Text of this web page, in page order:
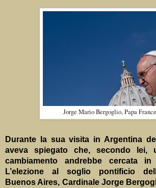
Jorge Mario Bergoglio, Papa
Durante la sua visita in Argentina
aveva spiegato che, secondo lei,
cambiamento andrebbe cercata in
L’elezione al soglio pontificio
Buenos Aires, Cardinale Jorge